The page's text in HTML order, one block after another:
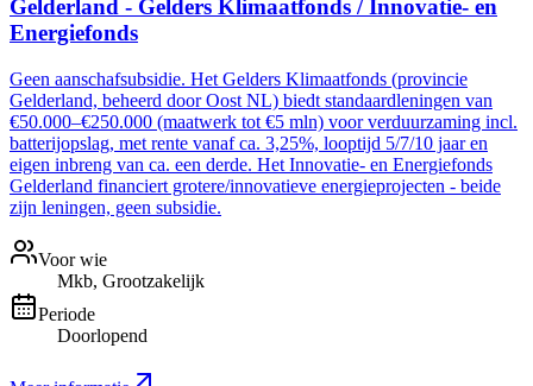
Gelderland - Gelders Klimaatfonds / Innovatie- en
Energiefonds
Geen aanschafsubsidie. Het Gelders Klimaatfonds (provincie
Gelderland, beheerd door Oost NL) biedt standaardleningen van
€50.000–€250.000 (maatwerk tot €5 mln) voor verduurzaming incl.
batterijopslag, met rente vanaf ca. 3,25%, looptijd 5/7/10 jaar en
eigen inbreng van ca. een derde. Het Innovatie- en Energiefonds
Gelderland financiert grotere/innovatieve energieprojecten - beide
zijn leningen, geen subsidie.
Voor wie
Mkb, Grootzakelijk
Periode
Doorlopend